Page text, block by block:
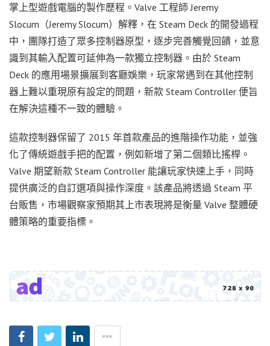
掌上型遊戲電腦的製作歷程。Valve 工程師 Jeremy
Slocum（Jeremy Slocum）解釋，在 Steam Deck 的開發過程
中，團隊打造了眾多控制器原型，逐步完善觸覺回饋，並意
識到其輸入配置可延伸為一款獨立控制器。由於 Steam
Deck 的應用場景擴展到客廳娛樂，玩家常遇到在其他控制
器上難以重現原有設定的問題，新款 Steam Controller 便旨
在解決這種不一致的體驗。
這款控制器保留了 2015 年首款產品的進階操作功能，並強
化了傳統遊戲手把的配置，例如新增了第二個類比搖桿。
Valve 期望新款 Steam Controller 能讓玩家快速上手，同時
提供廣泛的自訂選項與操作深度。該產品將透過 Steam 平
台販售，市場觀察家預期其上市表現將是衡量 Valve 整體硬
體策略的重要指標。